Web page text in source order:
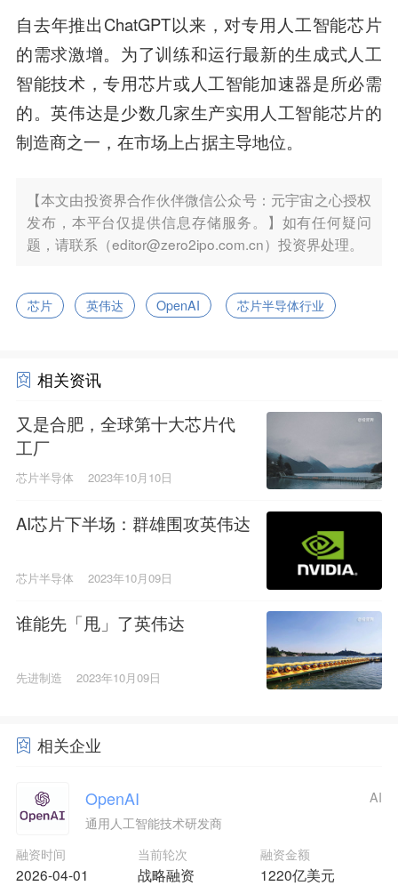
自去年推出ChatGPT以来，对专用人工智能芯片
的需求激增。为了训练和运行最新的生成式人工
智能技术，专用芯片或人工智能加速器是所必需
的。英伟达是少数几家生产实用人工智能芯片的
制造商之一，在市场上占据主导地位。
【本文由投资界合作伙伴微信公众号：元宇宙之心授权
发布，本平台仅提供信息存储服务。】如有任何疑问
题，请联系（editor@zero2ipo.com.cn）投资界处理。
芯片 英伟达 OpenAI 芯片半导体行业
相关资讯
又是合肥，全球第十大芯片代
工厂
芯片半导体 2023年10月10日
AI芯片下半场：群雄围攻英伟达
芯片半导体 2023年10月09日
谁能先「甩」了英伟达
先进制造 2023年10月09日
相关企业
OpenAI
通用人工智能技术研发商
AI
融资时间
2026-04-01
当前轮次
战略融资
融资金额
1220亿美元